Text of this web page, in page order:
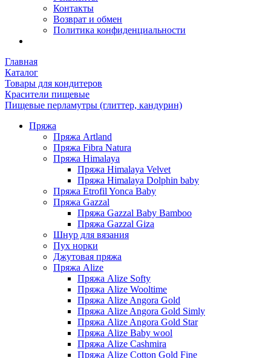
Контакты
Возврат и обмен
Политика конфиденциальности
Главная
Каталог
Товары для кондитеров
Красители пищевые
Пищевые перламутры (глиттер, кандурин)
Пряжа
Пряжа Artland
Пряжа Fibra Natura
Пряжа Himalaya
Пряжа Himalaya Velvet
Пряжа Himalaya Dolphin baby
Пряжа Etrofil Yonca Baby
Пряжа Gazzal
Пряжа Gazzal Baby Bamboo
Пряжа Gazzal Giza
Шнур для вязания
Пух норки
Джутовая пряжа
Пряжа Alize
Пряжа Alize Softy
Пряжа Alize Wooltime
Пряжа Alize Angora Gold
Пряжа Alize Angora Gold Simly
Пряжа Alize Angora Gold Star
Пряжа Alize Baby wool
Пряжа Alize Cashmira
Пряжа Alize Cotton Gold Fine